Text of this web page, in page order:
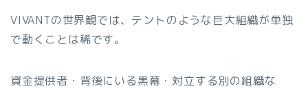
VIVANTの世界観では、テントのような巨大組織が単独
で動くことは稀です。
資金提供者・背後にいる黒幕・対立する別の組織な